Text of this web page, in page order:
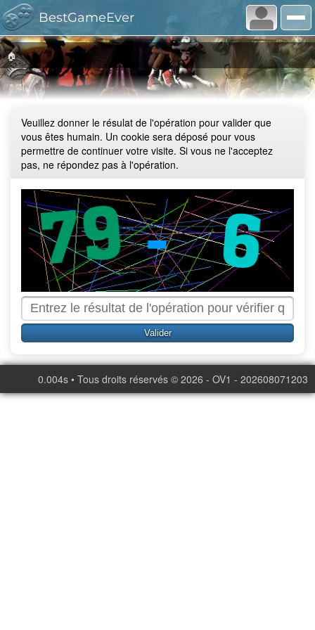
BestGameEver
🏠
Veuillez donner le résulat de l'opération pour valider que
vous êtes humain. Un cookie sera déposé pour vous
permettre de continuer votre visite. Si vous ne l'acceptez
pas, ne répondez pas à l'opération.
0.004s • Tous droits réservés © 2026 - OV1 - 202608071203